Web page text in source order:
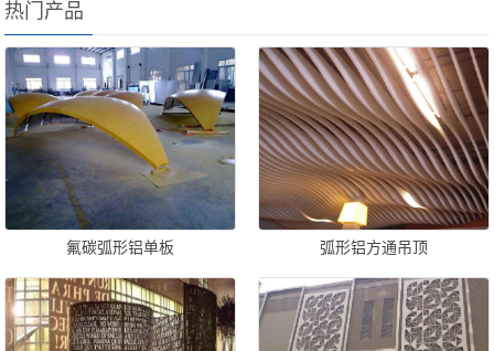
热门产品
氟碳弧形铝单板 弧形铝方通吊顶